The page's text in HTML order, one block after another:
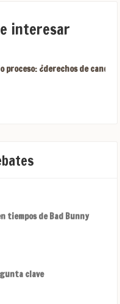
interesar
proceso: ¿derechos de
tiempos de Bad Bunny
clave